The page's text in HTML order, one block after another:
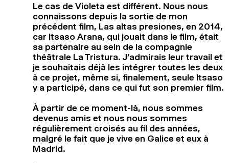
Le cas de Violeta est différent. Nous nous
connaissons depuis la sortie de mon
précédent film, Las altas presiones, en 2014,
car Itsaso Arana, qui jouait dans le film, était
sa partenaire au sein de la compagnie
théâtrale La Tristura. J’admirais leur travail et
je souhaitais déjà les intégrer toutes les deux
à ce projet, même si, finalement, seule Itsaso
y a participé, dans ce qui fut son premier film.
À partir de ce moment-là, nous sommes
devenus amis et nous nous sommes
régulièrement croisés au fil des années,
malgré le fait que je vive en Galice et eux à
Madrid.